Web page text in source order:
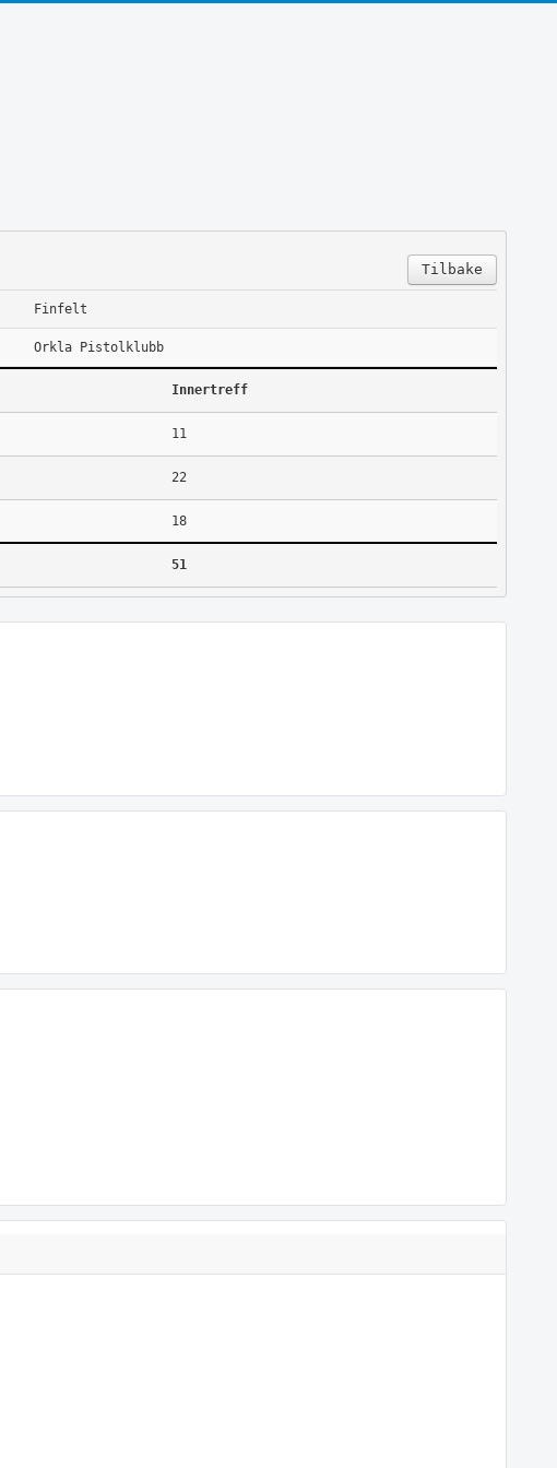
Tilbake
Finfelt
Orkla Pistolklubb
Innertreff
11
22
18
51